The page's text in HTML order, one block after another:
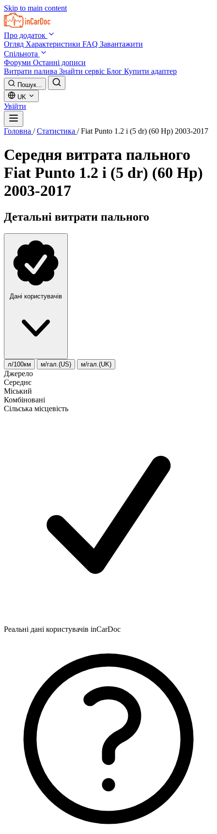
Skip to main content
Про додаток
Огляд Характеристики FAQ Завантажити
Спільнота
Форуми Останні дописи
Витрати палива Знайти сервіс Блог Купити адаптер
Пошук...
UK
Увійти
Головна / Статистика / Fiat Punto 1.2 i (5 dr) (60 Hp) 2003-2017
Середня витрата пального
Fiat Punto 1.2 i (5 dr) (60 Hp)
2003-2017
Детальні витрати пального
Дані користувачів
л/100км м/гал.(US) м/гал.(UK)
Джерело
Середнє
Міський
Комбіновані
Сільська місцевість
Реальні дані користувачів inCarDoc